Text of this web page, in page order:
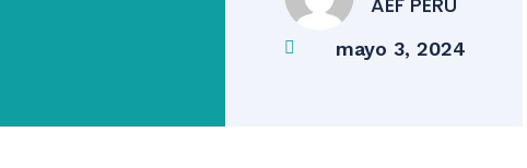
 mayo 3, 2024